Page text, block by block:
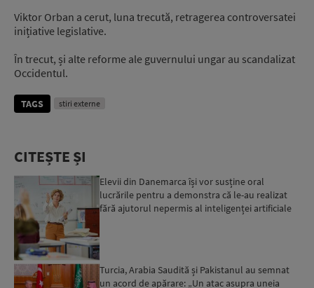
Viktor Orban a cerut, luna trecută, retragerea controversatei
inițiative legislative.
În trecut, și alte reforme ale guvernului ungar au scandalizat
Occidentul.
TAGS stiri externe
CITEȘTE ȘI
Elevii din Danemarca își vor susține oral
lucrările pentru a demonstra că le-au realizat
fără ajutorul nepermis al inteligenței artificiale
Turcia, Arabia Saudită și Pakistanul au semnat
un acord de apărare: „Un atac asupra uneia